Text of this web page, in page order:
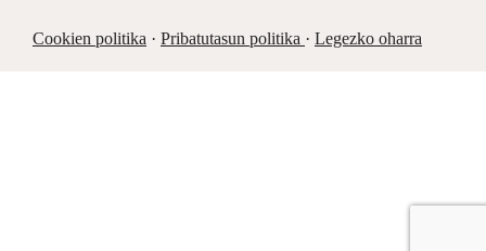
Cookien politika· Pribatutasun politika · Legezko oharra